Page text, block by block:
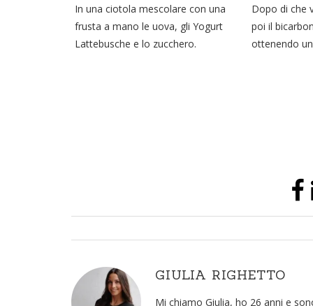
In una ciotola mescolare con una
frusta a mano le uova, gli Yogurt
Lattebusche e lo zucchero.
Dopo di che
poi il
ottenendo
GIULIA RIGHETTO
Mi chiamo Giulia, ho 26 anni e